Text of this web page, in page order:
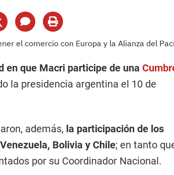
en que Macri participe de una
la presidencia argentina el 10 de
además, la participación de los
Bolivia y Chile; en tanto
por su Coordinador Nacional.